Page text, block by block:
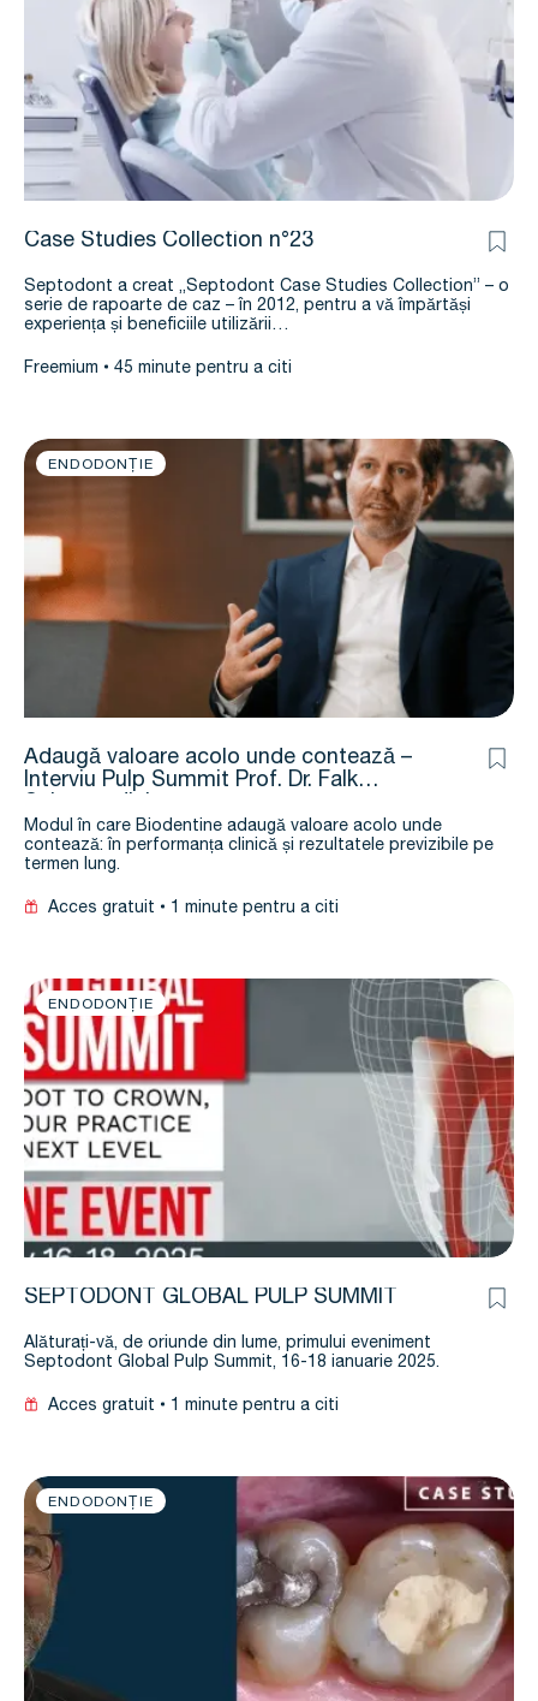
Case Studies Collection n°23
Septodont a creat „Septodont Case Studies Collection” – o
serie de rapoarte de caz – în 2012, pentru a vă împărtăși
experiența și beneficiile utilizării…
Freemium 45 minute pentru a citi
ENDODONȚIE
Adaugă valoare acolo unde contează –
Interviu Pulp Summit Prof. Dr. Falk
Modul în care Biodentine adaugă valoare acolo unde
contează: în performanța clinică și rezultatele previzibile pe
termen lung.
Acces gratuit 1 minute pentru a citi
ENDODONȚIE
SEPTODONT GLOBAL PULP SUMMIT
Alăturați-vă, de oriunde din lume, primului eveniment
Septodont Global Pulp Summit, 16-18 ianuarie 2025.
Acces gratuit 1 minute pentru a citi
ENDODONȚIE